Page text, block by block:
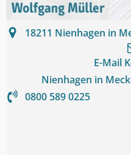
18211 Nienhagen in
E-Mail
Nienhagen in
0800 589 0225